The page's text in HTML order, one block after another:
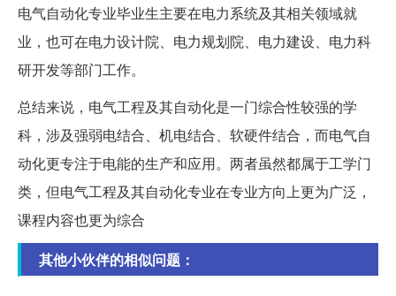
电气自动化专业毕业生主要在电力系统及其相关领域就
业，也可在电力设计院、电力规划院、电力建设、电力科
研开发等部门工作。
总结来说，电气工程及其自动化是一门综合性较强的学
科，涉及强弱电结合、机电结合、软硬件结合，而电气自
动化更专注于电能的生产和应用。两者虽然都属于工学门
类，但电气工程及其自动化专业在专业方向上更为广泛，
课程内容也更为综合
其他小伙伴的相似问题：